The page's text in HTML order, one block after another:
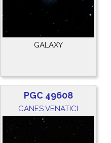
GALAXY
PGC 49608
CANES VENATICI